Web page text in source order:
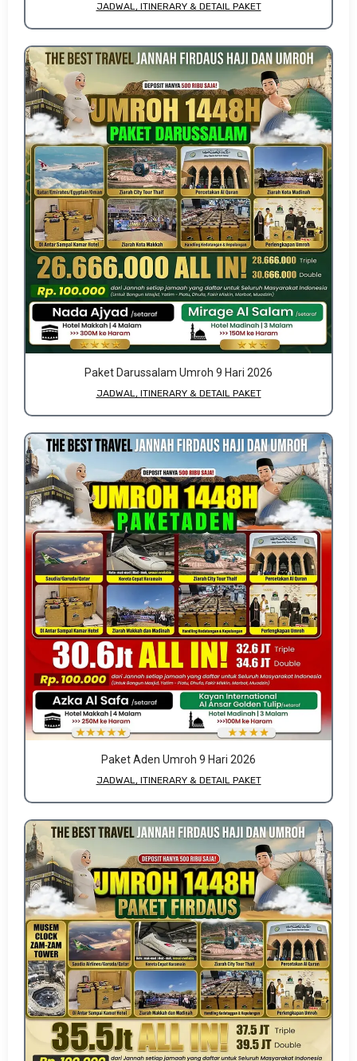
JADWAL, ITINERARY & DETAIL PAKET
Paket Darussalam Umroh 9 Hari 2026
JADWAL, ITINERARY & DETAIL PAKET
Paket Aden Umroh 9 Hari 2026
JADWAL, ITINERARY & DETAIL PAKET